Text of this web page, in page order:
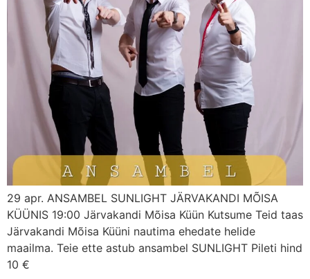
29 apr. ANSAMBEL SUNLIGHT JÄRVAKANDI MÕISA
KÜÜNIS 19:00 Järvakandi Mõisa Küün Kutsume Teid taas
Järvakandi Mõisa Küüni nautima ehedate helide
maailma. Teie ette astub ansambel SUNLIGHT Pileti hind
10 €